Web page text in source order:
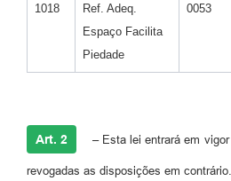
1018
Ref. Adeq.
Espaço Facilita
Piedade
0053
Art. 2 – Esta lei entrará em
revogadas as disposições em contrário.